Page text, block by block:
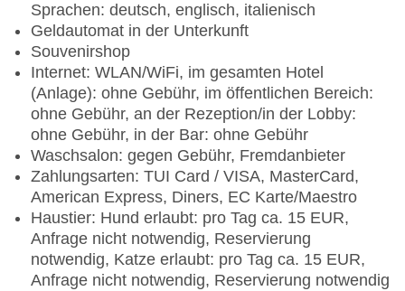
Sprachen: deutsch, englisch, italienisch
Geldautomat in der Unterkunft
Souvenirshop
Internet: WLAN/WiFi, im gesamten Hotel
(Anlage): ohne Gebühr, im öffentlichen Bereich:
ohne Gebühr, an der Rezeption/in der Lobby:
ohne Gebühr, in der Bar: ohne Gebühr
Waschsalon: gegen Gebühr, Fremdanbieter
Zahlungsarten: TUI Card / VISA, MasterCard,
American Express, Diners, EC Karte/Maestro
Haustier: Hund erlaubt: pro Tag ca. 15 EUR,
Anfrage nicht notwendig, Reservierung
notwendig, Katze erlaubt: pro Tag ca. 15 EUR,
Anfrage nicht notwendig, Reservierung notwendig